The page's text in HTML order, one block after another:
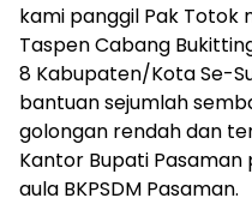
kami panggil Pak Totok
Taspen Cabang
8 Kabupaten/Kota Se-
bantuan sejumlah
golongan rendah dan
Kantor Bupati Pasaman
aula BKPSDM Pasaman.